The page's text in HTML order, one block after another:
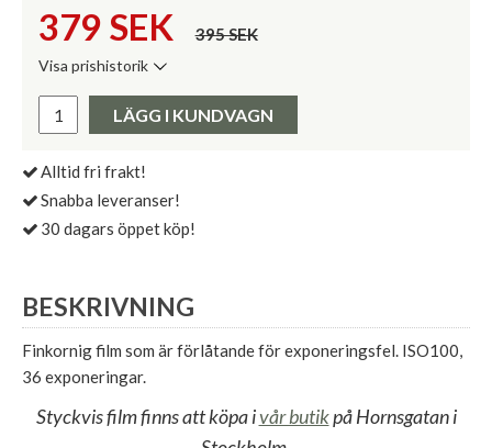
379 SEK 395 SEK
Visa prishistorik
Pris:
LÄGG I KUNDVAGN
Alltid fri frakt!
Snabba leveranser!
30 dagars öppet köp!
BESKRIVNING
Finkornig film som är förlåtande för exponeringsfel. ISO100,
36 exponeringar.
Styckvis film finns att köpa ivår butikpå Hornsgatan i